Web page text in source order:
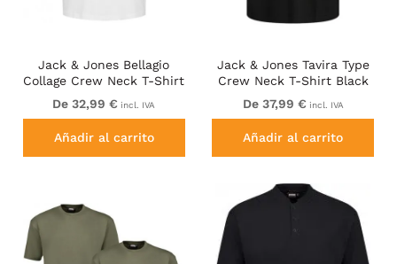
Jack & Jones Bellagio
Collage Crew Neck T-Shirt
Bright White
De 32,99 € incl. IVA
Añadir al carrito
Jack & Jones Tavira Type
Crew Neck T-Shirt Black
De 37,99 € incl. IVA
Añadir al carrito